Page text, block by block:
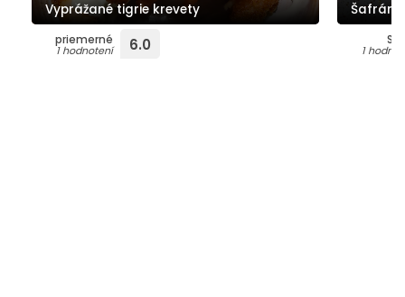
Vyprážané tigrie krevety
priemerné
1 hodnotení 6.0 1